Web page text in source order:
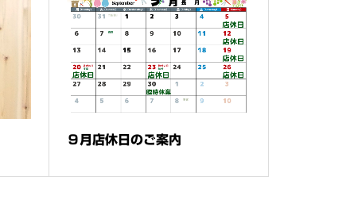
９月店休日のご案内